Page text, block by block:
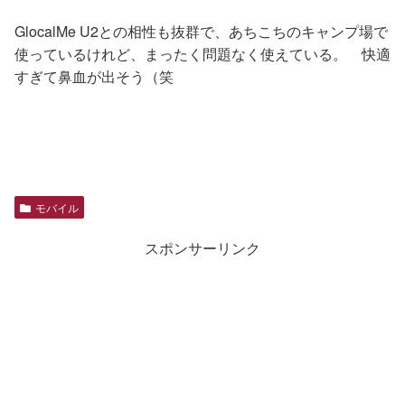
GlocalMe U2との相性も抜群で、あちこちのキャンプ場で
使っているけれど、まったく問題なく使えている。 快適
すぎて鼻血が出そう（笑
モバイル
スポンサーリンク